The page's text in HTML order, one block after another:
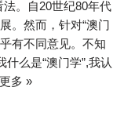
法。自20世纪80年代
。然而，针对“澳门
有不同意见。不知
么是“澳门学”,我认
多 »